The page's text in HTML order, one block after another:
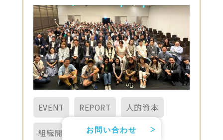
EVENT REPORT 人的資本
組織開発 地方創生
お問い合わせ